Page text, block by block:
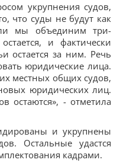
укрупнения судов,
что суды не будут как
мы объединим три-
и фактически
остается за ним. Речь
юридические лица.
местных общих судов,
юридических лиц.
остаются», - отметила
и укрупнены
Остальные удастся
кадрами.